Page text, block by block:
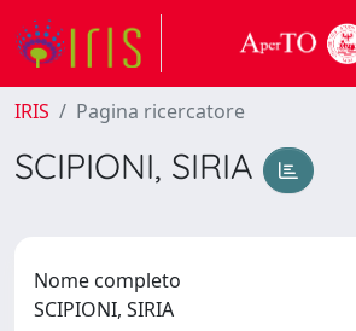
IRIS Pagina ricercatore
SCIPIONI, SIRIA
Nome completo
SCIPIONI, SIRIA